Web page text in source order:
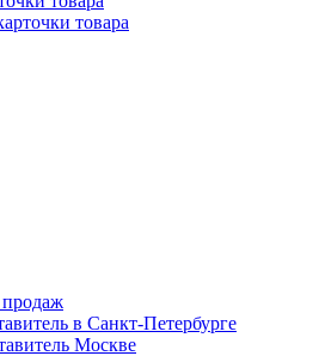
товара
в Санкт-Петербурге
Москве